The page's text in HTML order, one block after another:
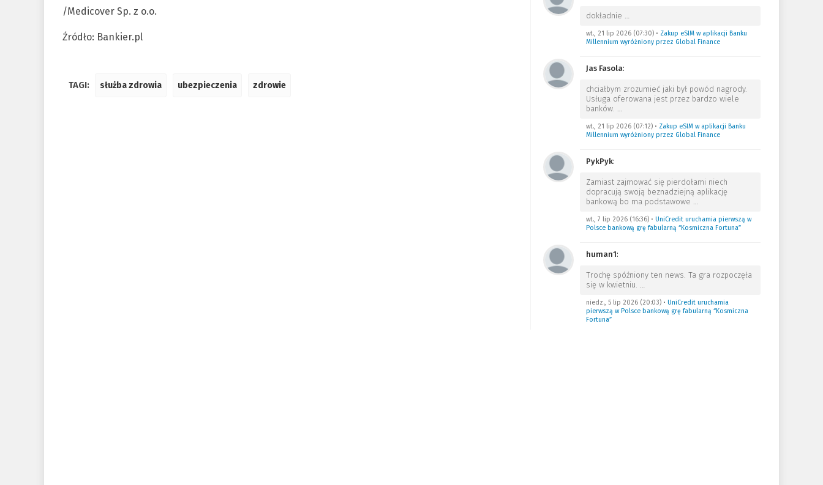
/Medicover Sp. z o.o.
Źródło: Bankier.pl
TAGI: służba zdrowia ubezpieczenia zdrowie
dokładnie …
wt., 21 lip 2026 (07:30)• Zakup eSIM w aplikacji Banku
Millennium wyróżniony przez Global Finance
Jas Fasola:
chciałbym zrozumieć jaki był powód nagrody.
Usługa oferowana jest przez bardzo wiele
banków. …
wt., 21 lip 2026 (07:12)• Zakup eSIM w aplikacji Banku
Millennium wyróżniony przez Global Finance
PykPyk:
Zamiast zajmować się pierdołami niech
dopracują swoją beznadziejną aplikację
bankową bo ma podstawowe …
wt., 7 lip 2026 (16:36)• UniCredit uruchamia pierwszą w
Polsce bankową grę fabularną “Kosmiczna Fortuna”
human1:
Trochę spóźniony ten news. Ta gra rozpoczęła
się w kwietniu. …
niedz., 5 lip 2026 (20:03)• UniCredit uruchamia
pierwszą w Polsce bankową grę fabularną “Kosmiczna
Fortuna”